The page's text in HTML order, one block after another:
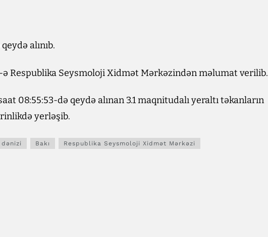
alınıb.
-ə Respublika Seysmoloji Xidmət Mərkəzindən məlumat verilib.
08:55:53-də qeydə alınan 3.1 maqnitudalı yeraltı təkanların
yerləşib.
dənizi Bakı Respublika Seysmoloji Xidmət Mərkəzi